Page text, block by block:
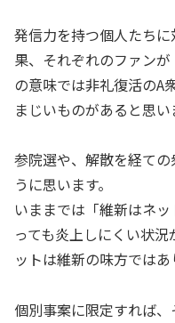
発信力を持つ個人たち
果、それぞれのファン
の意味では非礼復活のA
まじいものがあると思い
参院選や、解散を経て
うに思います。
いままでは「維新はネ
っても炎上しにくい状
ットは維新の味方ではあ
個別事案に限定すれば